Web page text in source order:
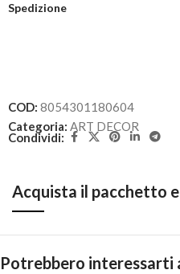
Spedizione
COD: 8054301180604
Categoria: ART DECOR
Condividi:
Acquista il pacchetto
Potrebbero interessarti